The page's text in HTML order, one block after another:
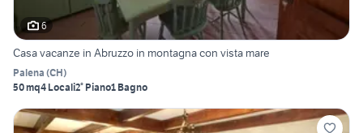
6
Casa vacanze in Abruzzo in montagna con vista mare
Palena (CH)
50 mq4 Locali2° Piano1 Bagno